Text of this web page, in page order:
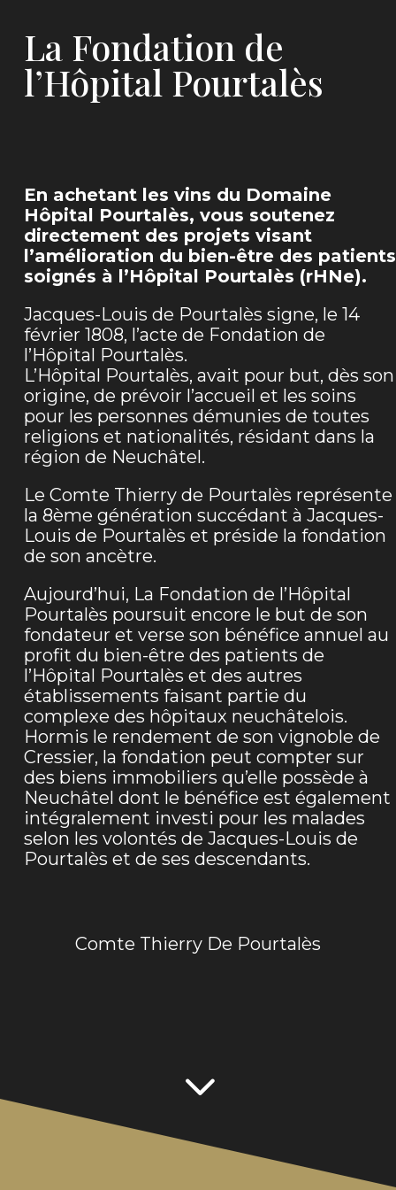
La Fondation de
l’Hôpital Pourtalès
En achetant les vins du Domaine
Hôpital Pourtalès, vous soutenez
directement des projets visant
l’amélioration du bien-être des patients
soignés à l’Hôpital Pourtalès (rHNe).
Jacques-Louis de Pourtalès signe, le 14
février 1808, l’acte de Fondation de
l’Hôpital Pourtalès.
L’Hôpital Pourtalès, avait pour but, dès son
origine, de prévoir l’accueil et les soins
pour les personnes démunies de toutes
religions et nationalités, résidant dans la
région de Neuchâtel.
Le Comte Thierry de Pourtalès représente
la 8ème génération succédant à Jacques-
Louis de Pourtalès et préside la fondation
de son ancètre.
Aujourd’hui, La Fondation de l’Hôpital
Pourtalès poursuit encore le but de son
fondateur et verse son bénéfice annuel au
profit du bien-être des patients de
l’Hôpital Pourtalès et des autres
établissements faisant partie du
complexe des hôpitaux neuchâtelois.
Hormis le rendement de son vignoble de
Cressier, la fondation peut compter sur
des biens immobiliers qu’elle possède à
Neuchâtel dont le bénéfice est également
intégralement investi pour les malades
selon les volontés de Jacques-Louis de
Pourtalès et de ses descendants.
Comte Thierry De Pourtalès
3